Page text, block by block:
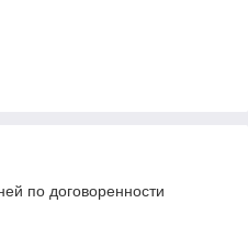
по договоренности